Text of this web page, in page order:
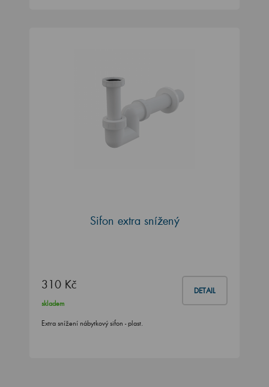
Sifon extra snížený
310 Kč DETAIL
skladem
Extra snížení nábytkový sifon - plast.